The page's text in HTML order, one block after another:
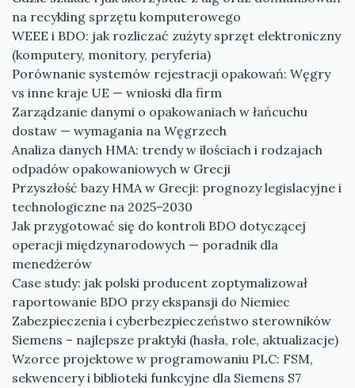
na recykling sprzętu komputerowego
WEEE i BDO: jak rozliczać zużyty sprzęt elektroniczny
(komputery, monitory, peryferia)
Porównanie systemów rejestracji opakowań: Węgry
vs inne kraje UE — wnioski dla firm
Zarządzanie danymi o opakowaniach w łańcuchu
dostaw — wymagania na Węgrzech
Analiza danych HMA: trendy w ilościach i rodzajach
odpadów opakowaniowych w Grecji
Przyszłość bazy HMA w Grecji: prognozy legislacyjne i
technologiczne na 2025–2030
Jak przygotować się do kontroli BDO dotyczącej
operacji międzynarodowych — poradnik dla
menedżerów
Case study: jak polski producent zoptymalizował
raportowanie BDO przy ekspansji do Niemiec
Zabezpieczenia i cyberbezpieczeństwo sterowników
Siemens – najlepsze praktyki (hasła, role, aktualizacje)
Wzorce projektowe w programowaniu PLC: FSM,
sekwencery i biblioteki funkcyjne dla Siemens S7